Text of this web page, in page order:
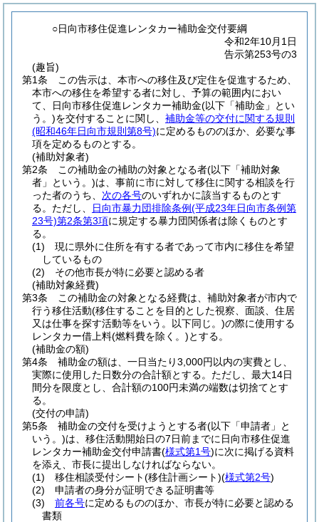
○日向市移住促進レンタカー補助金交付要綱
令和2年10月1日
告示第253号の3
(趣旨)
第1条
この告示は、本市への移住及び定住を促進するため、
本市への移住を希望する者に対し、予算の範囲内におい
て、日向市移住促進レンタカー補助金(以下「補助金」とい
う。)を交付することに関し、 補助金等の交付に関する規則
(昭和46年日向市規則第8号)に定めるもののほか、必要な事
項を定めるものとする。
(補助対象者)
第2条
この補助金の補助の対象となる者(以下「補助対象
者」という。)は、事前に市に対して移住に関する相談を行
った者のうち、 次の各号のいずれかに該当するものとす
る。 ただし、 日向市暴力団排除条例(平成23年日向市条例第
23号)第2条第3項に規定する暴力団関係者は除くものとす
る。
(1)
現に県外に住所を有する者であって市内に移住を希望
しているもの
(2)
その他市長が特に必要と認める者
(補助対象経費)
第3条
この補助金の対象となる経費は、補助対象者が市内で
行う移住活動(移住することを目的とした視察、面談、住居
又は仕事を探す活動等をいう。以下同じ。)の際に使用する
レンタカー借上料(燃料費を除く。)とする。
(補助金の額)
第4条
補助金の額は、一日当たり3,000円以内の実費とし、
実際に使用した日数分の合計額とする。 ただし、最大14日
間分を限度とし、合計額の100円未満の端数は切捨てとす
る。
(交付の申請)
第5条
補助金の交付を受けようとする者(以下「申請者」と
いう。)は、移住活動開始日の7日前までに日向市移住促進
レンタカー補助金交付申請書(様式第1号)に次に掲げる資料
を添え、市長に提出しなければならない。
(1)
移住相談受付シート(移住計画シート)(様式第2号)
(2)
申請者の身分が証明できる証明書等
(3)
前各号に定めるもののほか、市長が特に必要と認める
書類